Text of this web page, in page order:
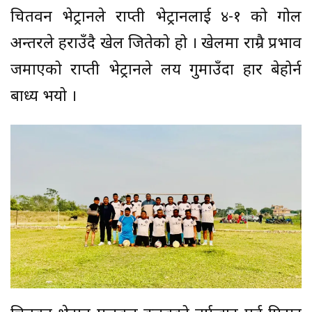
चितवन भेट्रानले राप्ती भेट्रानलाई ४-१ को गोल
अन्तरले हराउँदै खेल जितेको हो । खेलमा राम्रै प्रभाव
जमाएको राप्ती भेट्रानले लय गुमाउँदा हार बेहोर्न
बाध्य भयो ।